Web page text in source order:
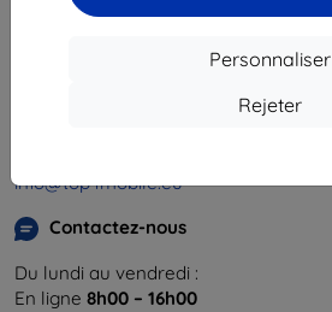
Personnaliser
Rejeter
SK2023549671
info@top4mobile.eu
Contactez-nous
Du lundi au vendredi :
En ligne 8h00 – 16h00